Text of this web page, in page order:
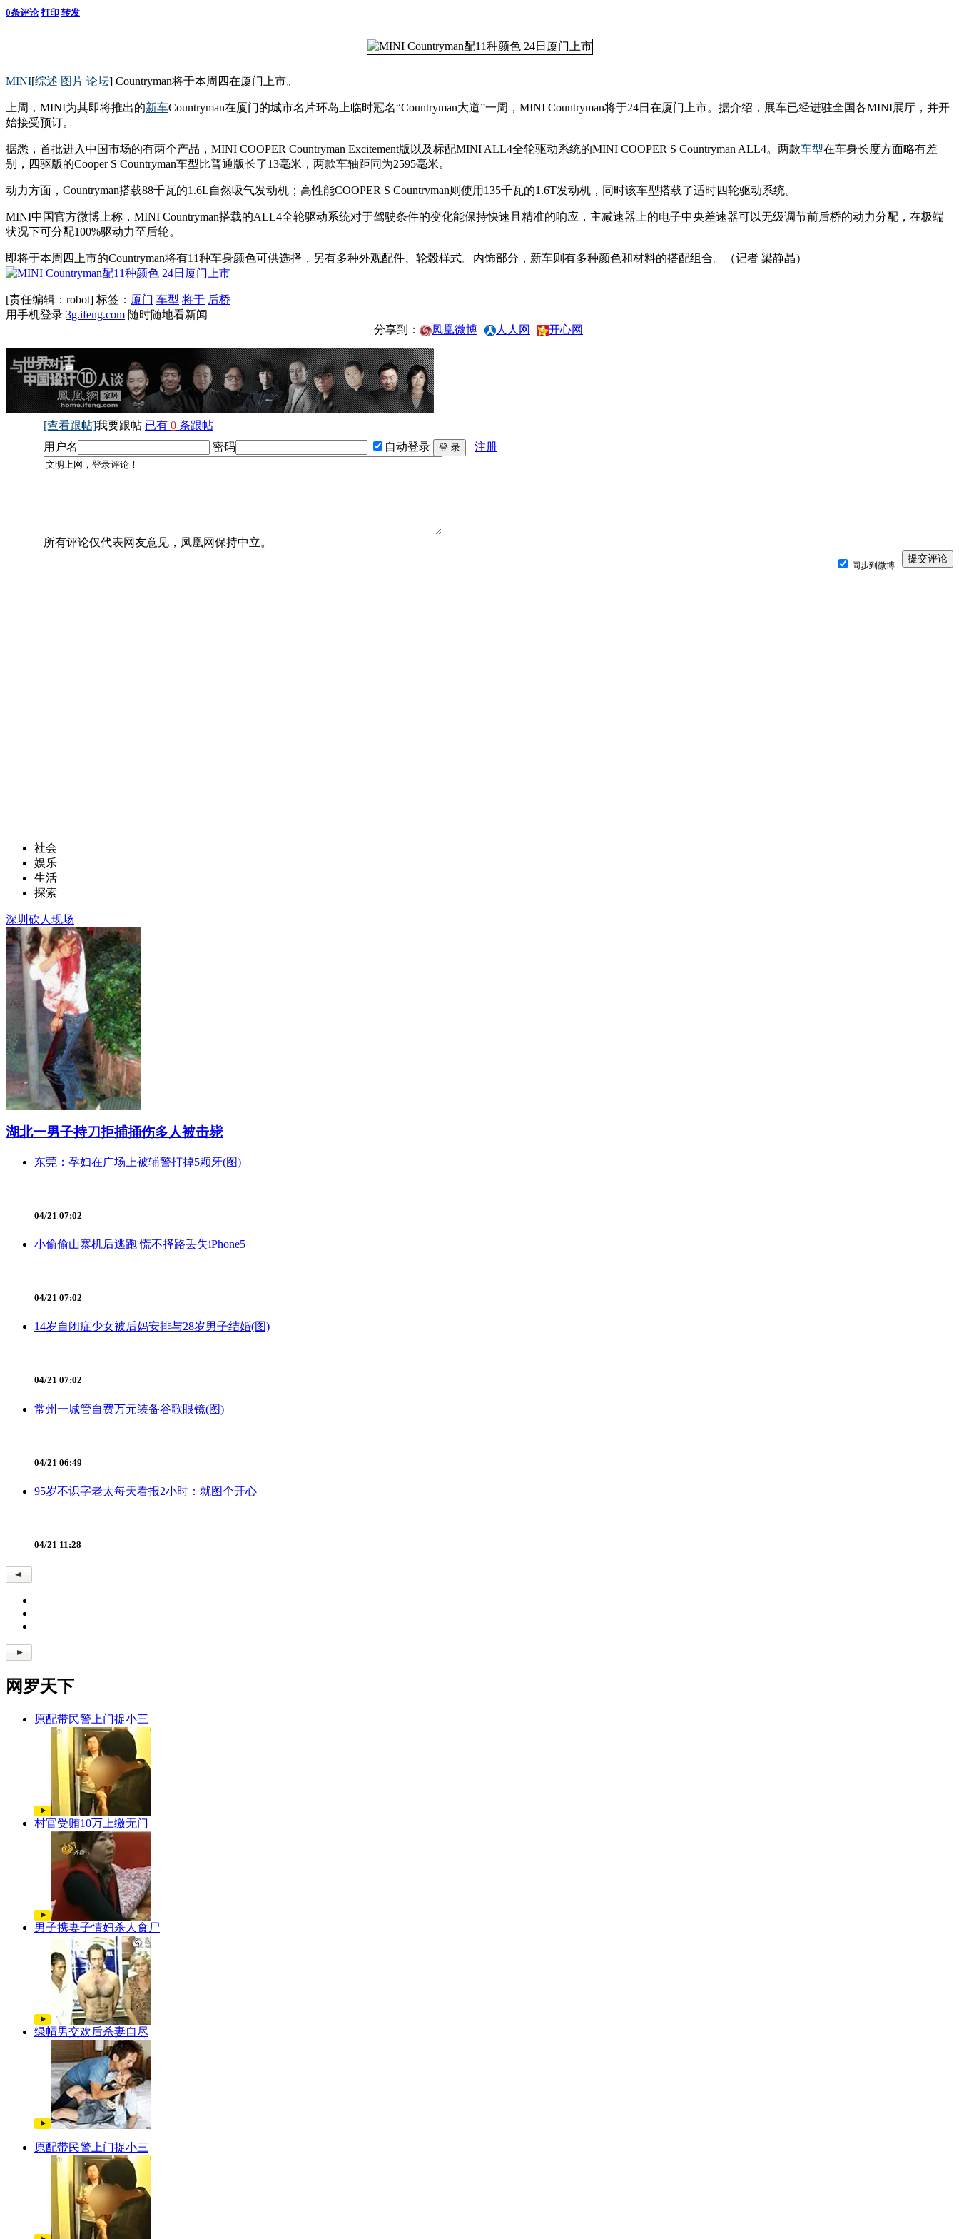
0条评论 打印 转发
MINI[综述 图片 论坛] Countryman将于本周四在厦门上市。
上周，MINI为其即将推出的新车Countryman在厦门的城市名片环岛上临时冠名“Countryman大道”一周，MINI Countryman将于24日在厦门上市。据介绍，展车已经进驻全国各MINI展厅，并开
始接受预订。
据悉，首批进入中国市场的有两个产品，MINI COOPER Countryman Excitement版以及标配MINI ALL4全轮驱动系统的MINI COOPER S Countryman ALL4。两款车型在车身长度方面略有差
别，四驱版的Cooper S Countryman车型比普通版长了13毫米，两款车轴距同为2595毫米。
动力方面，Countryman搭载88千瓦的1.6L自然吸气发动机；高性能COOPER S Countryman则使用135千瓦的1.6T发动机，同时该车型搭载了适时四轮驱动系统。
MINI中国官方微博上称，MINI Countryman搭载的ALL4全轮驱动系统对于驾驶条件的变化能保持快速且精准的响应，主减速器上的电子中央差速器可以无级调节前后桥的动力分配，在极端
状况下可分配100%驱动力至后轮。
即将于本周四上市的Countryman将有11种车身颜色可供选择，另有多种外观配件、轮毂样式。内饰部分，新车则有多种颜色和材料的搭配组合。（记者 梁静晶）
[责任编辑：robot] 标签： 厦门 车型 将于 后桥
用手机登录 3g.ifeng.com 随时随地看新闻
分享到：
凤凰微博 人人网 开心网
[查看跟帖]我要跟帖 已有 0 条跟帖
用户名
密码 自动登录 注册
所有评论仅代表网友意见，凤凰网保持中立。
同步到微博
社会
娱乐
生活
探索
深圳砍人现场
湖北一男子持刀拒捕捅伤多人被击毙
东莞：孕妇在广场上被辅警打掉5颗牙(图)
04/21 07:02
小偷偷山寨机后逃跑 慌不择路丢失iPhone5
04/21 07:02
14岁自闭症少女被后妈安排与28岁男子结婚(图)
04/21 07:02
常州一城管自费万元装备谷歌眼镜(图)
04/21 06:49
95岁不识字老太每天看报2小时：就图个开心
04/21 11:28
网罗天下
原配带民警上门捉小三
村官受贿10万上缴无门
男子携妻子情妇杀人食尸
绿帽男交欢后杀妻自尽
原配带民警上门捉小三